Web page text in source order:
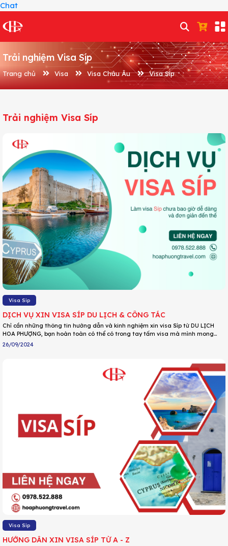
Chat
Trải nghiệm Visa Síp
Trang chủ Visa Visa Châu Âu Visa Síp
Trải nghiệm Visa Síp
Visa Síp
DỊCH VỤ XIN VISA SÍP DU LỊCH & CÔNG TÁC
Chỉ cần những thông tin hướng dẫn và kinh nghiệm xin visa Síp từ DU LỊCH
HOA PHƯỢNG, bạn hoàn toàn có thể có trong tay tấm visa mà mình mong
muốn.
26/09/2024
Visa Síp
HƯỚNG DẪN XIN VISA SÍP TỪ A - Z